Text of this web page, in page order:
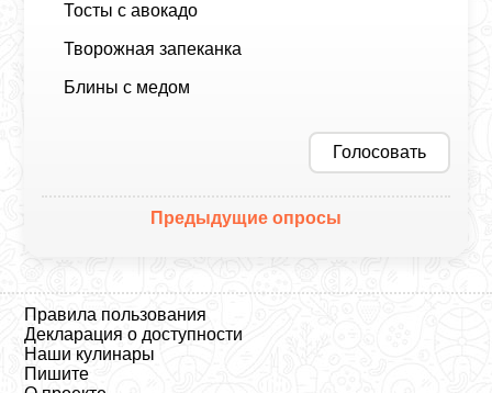
Тосты с авокадо
Творожная запеканка
Блины с медом
Голосовать
Предыдущие опросы
Правила пользования
Декларация о доступности
Наши кулинары
Пишите